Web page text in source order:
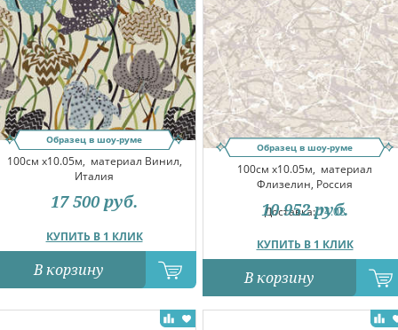
Образец в шоу-руме
100см x10.05м, материал Винил,
Италия
КУПИТЬ В 1 КЛИК
17 500 руб.
В корзину
Образец в шоу-руме
100см x10.05м, материал
Флизелин, Россия
Доставка:14.08
КУПИТЬ В 1 КЛИК
10 952 руб.
В корзину